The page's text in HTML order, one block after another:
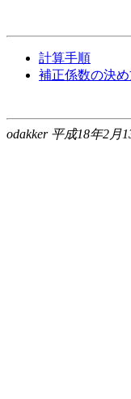
計算手順
補正係数の決
odakker 平成18年2月